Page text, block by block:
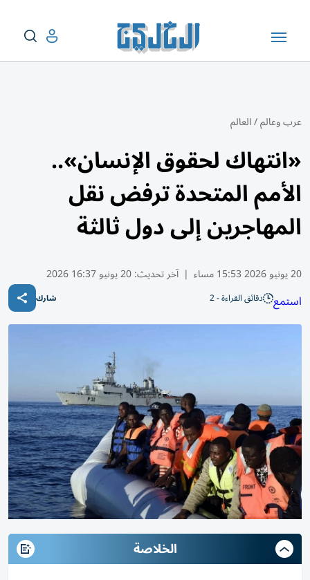
عرب وعالم/العالم
«انتهاك لحقوق الإنسان»..
الأمم المتحدة ترفض نقل
المهاجرين إلى دول ثالثة
20 يونيو 2026 15:53 مساء | آخر تحديث:20 يونيو 16:37 2026
استمع دقائق القراءة - 2 شارك
الخلاصة